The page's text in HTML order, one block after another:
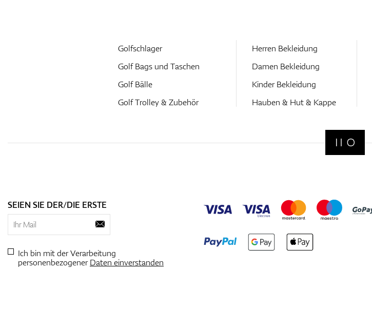
Golfschlager
Golf Bags und Taschen
Golf Bälle
Golf Trolley & Zubehör
Herren Bekleidung
Damen Bekleidung
Kinder Bekleidung
Hauben & Hut & Kappe
SEIEN SIE DER/DIE ERSTE
Ich bin mit der Verarbeitung
personenbezogenerDaten einverstanden